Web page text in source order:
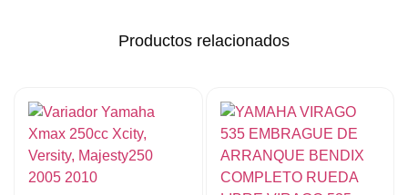
Productos relacionados